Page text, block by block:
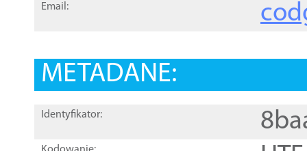
Email:
METADANE:
Identyfikator: